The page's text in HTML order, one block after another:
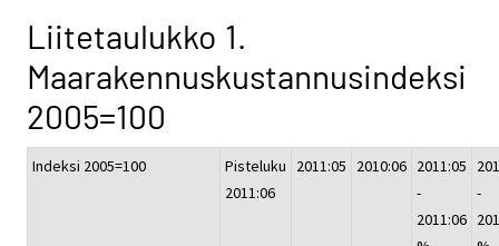
Liitetaulukko 1.
Maarakennuskustannusindeksi
2005=100
Indeksi 2005=100
Pisteluku
2011:06
2011:05 2010:06 2011:05
-
2011:06
-